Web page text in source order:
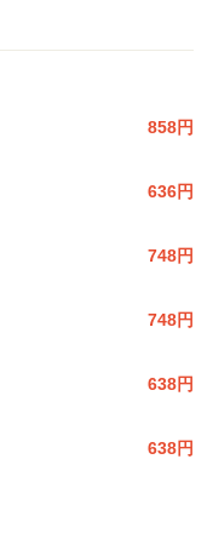
858円
636円
748円
748円
638円
638円